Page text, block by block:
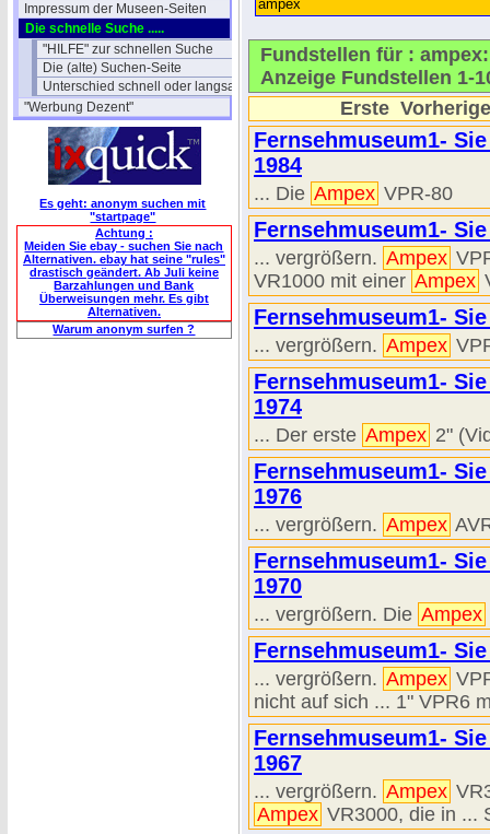
Impressum der Museen-Seiten
Die schnelle Suche .....
"HILFE" zur schnellen Suche
Die (alte) Suchen-Seite
Unterschied schnell oder langsam
"Werbung Dezent"
Es geht: anonym suchen mit
"startpage"
Achtung :
Meiden Sie ebay - suchen Sie nach
Alternativen. ebay hat seine "rules"
drastisch geändert. Ab Juli keine
Barzahlungen und Bank
Überweisungen mehr. Es gibt
Alternativen.
Warum anonym surfen ?
Fundstellen für :
Anzeige Fundstellen 1-
Erste Vorherige
Fernsehmuseum1-
1984
... Die Ampex VPR-80
Fernsehmuseum1-
... vergrößern. Ampex
VR1000 mit einer Ampex
Fernsehmuseum1-
... vergrößern. Ampex
Fernsehmuseum1-
1974
... Der erste Ampex 2"
Fernsehmuseum1-
1976
... vergrößern. Ampex
Fernsehmuseum1-
1970
... vergrößern. Die Ampex
Fernsehmuseum1-
... vergrößern. Ampex
nicht auf sich ... 1" VPR6
Fernsehmuseum1-
1967
... vergrößern. Ampex
Ampex VR3000, die in ...